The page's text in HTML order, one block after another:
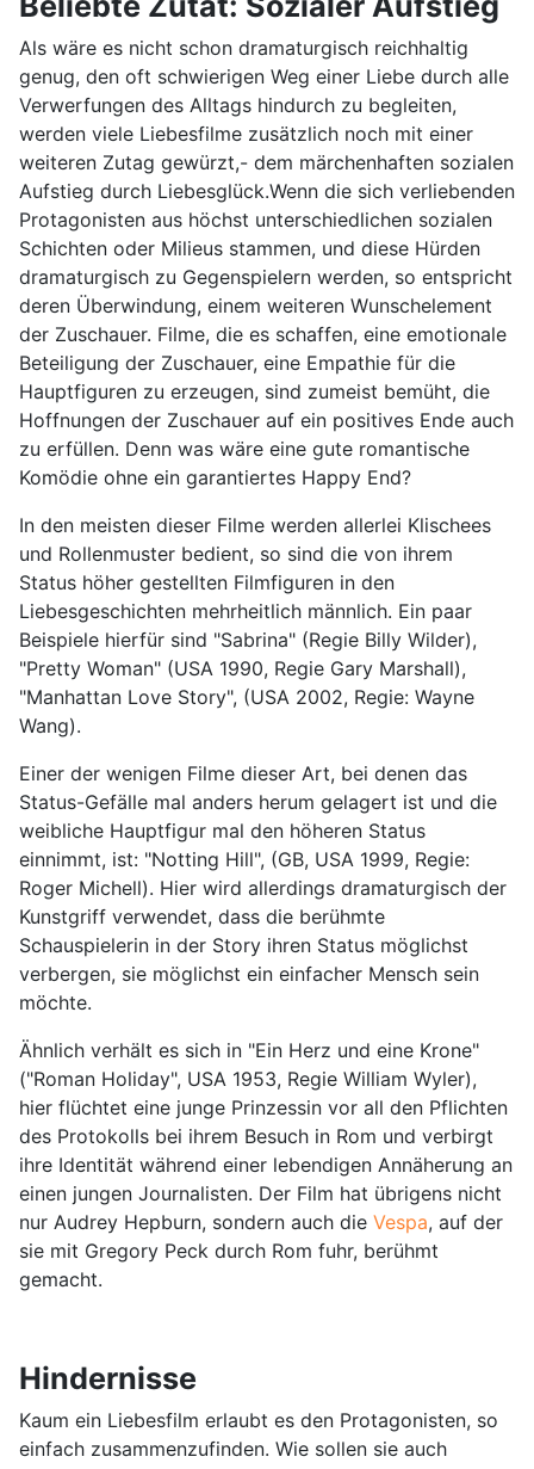
Als wäre es nicht schon dramaturgisch reichhaltig
genug, den oft schwierigen Weg einer Liebe durch alle
Verwerfungen des Alltags hindurch zu begleiten,
werden viele Liebesfilme zusätzlich noch mit einer
weiteren Zutag gewürzt,- dem märchenhaften sozialen
Aufstieg durch Liebesglück.Wenn die sich verliebenden
Protagonisten aus höchst unterschiedlichen sozialen
Schichten oder Milieus stammen, und diese Hürden
dramaturgisch zu Gegenspielern werden, so entspricht
deren Überwindung, einem weiteren Wunschelement
der Zuschauer. Filme, die es schaffen, eine emotionale
Beteiligung der Zuschauer, eine Empathie für die
Hauptfiguren zu erzeugen, sind zumeist bemüht, die
Hoffnungen der Zuschauer auf ein positives Ende auch
zu erfüllen. Denn was wäre eine gute romantische
Komödie ohne ein garantiertes Happy End?
In den meisten dieser Filme werden allerlei Klischees
und Rollenmuster bedient, so sind die von ihrem
Status höher gestellten Filmfiguren in den
Liebesgeschichten mehrheitlich männlich. Ein paar
Beispiele hierfür sind "Sabrina" (Regie Billy Wilder),
"Pretty Woman" (USA 1990, Regie Gary Marshall),
"Manhattan Love Story", (USA 2002, Regie: Wayne
Wang).
Einer der wenigen Filme dieser Art, bei denen das
Status-Gefälle mal anders herum gelagert ist und die
weibliche Hauptfigur mal den höheren Status
einnimmt, ist: "Notting Hill", (GB, USA 1999, Regie:
Roger Michell). Hier wird allerdings dramaturgisch der
Kunstgriff verwendet, dass die berühmte
Schauspielerin in der Story ihren Status möglichst
verbergen, sie möglichst ein einfacher Mensch sein
möchte.
Ähnlich verhält es sich in "Ein Herz und eine Krone"
("Roman Holiday", USA 1953, Regie William Wyler),
hier flüchtet eine junge Prinzessin vor all den Pflichten
des Protokolls bei ihrem Besuch in Rom und verbirgt
ihre Identität während einer lebendigen Annäherung an
einen jungen Journalisten. Der Film hat übrigens nicht
nur Audrey Hepburn, sondern auch die Vespa, auf der
sie mit Gregory Peck durch Rom fuhr, berühmt
gemacht.
Hindernisse
Kaum ein Liebesfilm erlaubt es den Protagonisten, so
einfach zusammenzufinden. Wie sollen sie auch